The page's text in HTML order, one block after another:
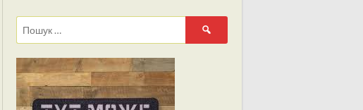
Пошук: